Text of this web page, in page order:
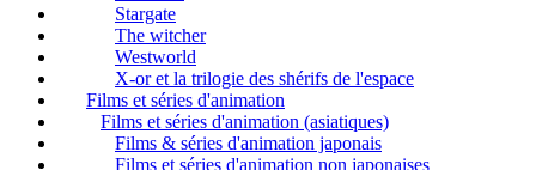
Stargate
The witcher
Westworld
X-or et la trilogie des shérifs de l'espace
Films et séries d'animation
Films et séries d'animation (asiatiques)
Films & séries d'animation japonais
Films et séries d'animation non japonaises